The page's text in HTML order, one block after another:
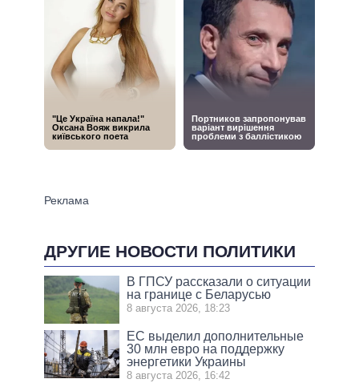
ДРУГИЕ НОВОСТИ ПОЛИТИКИ
В ГПСУ рассказали о ситуации
на границе с Беларусью
8 августа 2026, 18:23
ЕС выделил дополнительные
30 млн евро на поддержку
энергетики Украины
8 августа 2026, 16:42